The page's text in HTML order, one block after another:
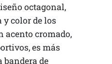
octagonal,
color de los
acento cromado,
es más
bandera de